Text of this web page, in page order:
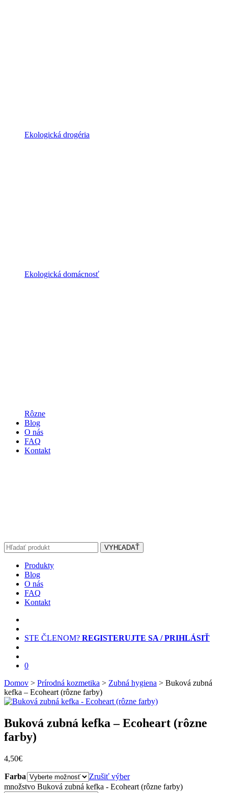
Ekologická drogéria
Ekologická domácnosť
Rôzne
Blog
O nás
FAQ
Kontakt
VYHĽADAŤ
Produkty
Blog
O nás
FAQ
Kontakt
STE ČLENOM? REGISTERUJTE SA / PRIHLÁSIŤ
0
Domov > Prírodná kozmetika > Zubná hygiena > Buková zubná
kefka – Ecoheart (rôzne farby)
Buková zubná kefka – Ecoheart (rôzne
farby)
4,50€
Farba
Zrušiť výber
množstvo Buková zubná kefka - Ecoheart (rôzne farby)